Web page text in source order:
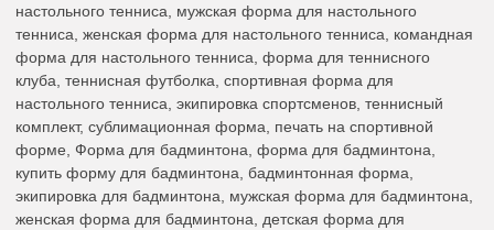
настольного тенниса, мужская форма для настольного
тенниса, женская форма для настольного тенниса, командная
форма для настольного тенниса, форма для теннисного
клуба, теннисная футболка, спортивная форма для
настольного тенниса, экипировка спортсменов, теннисный
комплект, сублимационная форма, печать на спортивной
форме, Форма для бадминтона, форма для бадминтона,
купить форму для бадминтона, бадминтонная форма,
экипировка для бадминтона, мужская форма для бадминтона,
женская форма для бадминтона, детская форма для